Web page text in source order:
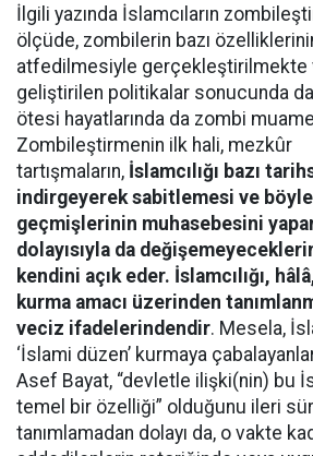
İlgili yazında İslamcıların
ölçüde, zombilerin bazı
atfedilmesiyle gerçekleştirilmekte
geliştirilen politikalar sonucunda da
ötesi hayatlarında da zombi
Zombileştirmenin ilk hali, mezkûr
tartışmaların, İslamcılığı bazı
indirgeyerek sabitlemesi ve
geçmişlerinin muhasebesini
dolayısıyla da
kendini açık eder. İslamcılığı,
kurma amacı üzerinden
veciz ifadelerindendir. Mesela,
‘İslami düzen’ kurmaya
Asef Bayat, “devletle ilişki(nin) bu
temel bir özelliği” olduğunu ileri
tanımlamadan dolayı da, o vakte